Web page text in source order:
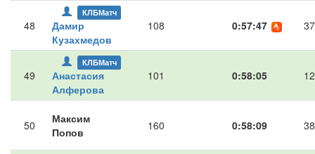
48
КЛБМатч
Дамир
Кузахмедов
108 0:57:47 37
49
КЛБМатч
Анастасия
Алферова
101 0:58:05 12
50
Максим
Попов
160 0:58:09 38